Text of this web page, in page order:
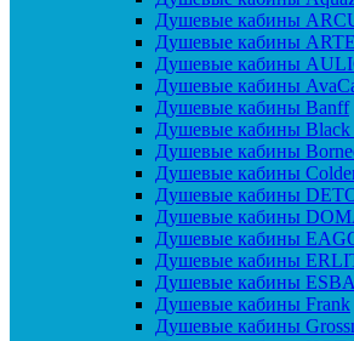
Душевые кабины
Душевые кабины
Душевые кабины
Душевые кабины
Душевые кабины Banff
Душевые кабины
Душевые кабины
Душевые кабины
Душевые кабины
Душевые кабины
Душевые кабины
Душевые кабины
Душевые кабины
Душевые кабины Frank
Душевые кабины